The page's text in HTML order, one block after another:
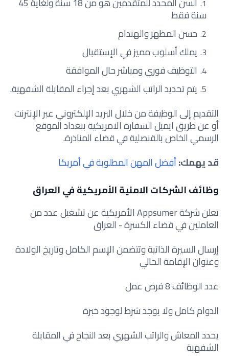
سنة فقط
حسن المظهر والهندام
يملك أسلوب مميز في الإستقبال
التوظيف فوري ومباشر حال الموافقة
يتم تحديد الراتب الشهري بعد إجراء المقابلة الشفهية.
التقديم إلى الوظيفة من خلال البريد الإلكتروني عبر الإنترنت
أو عن طريق ايميل السفارة الامريكية ببغداد الموقع
الرسمي الخاص بالقنصلية في قضاء المناذرة.
قد يهمك:أفضل المهن المطلوبة في أمريكا
وظائف الشركات الامنية الأمريكية في العراق
تعلن شركة Appsumer الأمريكية عن تشغيل عدد من
العاملين في قضاء الكسرة - العراق
إرسال السيرة الذاتية وتتضمن الإسم الكامل وتاريخ الولادة
وعنوان الإقامة الحالي
عدد الوظائف 8 فرص عمل
الدوام كامل ولا يوجد شرط لوجود خبرة
يحدد المعاش والراتب الشهري بعد النجاح في المقابلة
الشفهية